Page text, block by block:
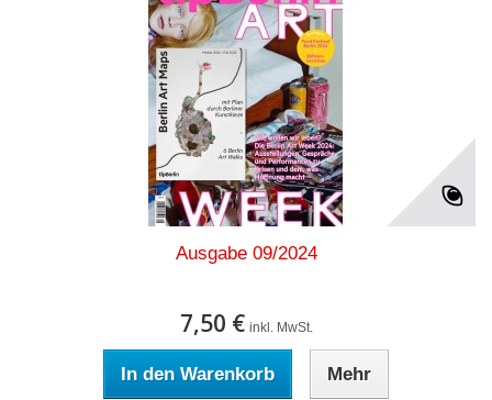
Ausgabe 09/2024
7,50 € inkl. MwSt.
In den Warenkorb Mehr